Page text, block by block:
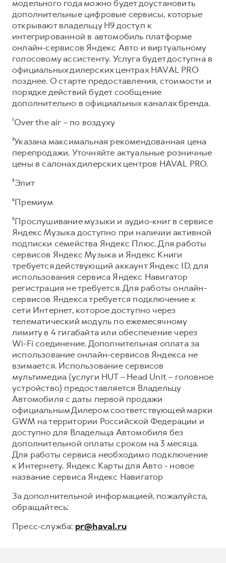
модельного года можно будет доустановить
дополнительные цифровые сервисы, которые
открывают владельцу Н9 доступ к
интегрированной в автомобиль платформе
онлайн-сервисов Яндекс Авто и виртуальному
голосовому ассистенту. Услуга будет доступна в
официальных дилерских центрах HAVAL PRO
позднее. О старте предоставления, стоимости и
порядке действий будет сообщение
дополнительно в официальных каналах бренда.
¹Over the air – по воздуху
²Указана максимальная рекомендованная цена
перепродажи. Уточняйте актуальные розничные
цены в салонах дилерских центров HAVAL PRO.
³Элит
⁴Премиум
⁵Прослушивание музыки и аудио-книг в сервисе
Яндекс Музыка доступно при наличии активной
подписки семейства Яндекс Плюс. Для работы
сервисов Яндекс Музыка и Яндекс Книги
требуется действующий аккаунт Яндекс ID, для
использования сервиса Яндекс Навигатор
регистрация не требуется. Для работы онлайн-
сервисов Яндекса требуется подключение к
сети Интернет, которое доступно через
телематический модуль по ежемесячному
лимиту в 4 гигабайта или обеспечение через
Wi-Fi соединение. Дополнительная оплата за
использование онлайн-сервисов Яндекса не
взимается. Использование сервисов
мультимедиа (услуги HUT – Head Unit – головное
устройство) предоставляется Владельцу
Автомобиля с даты первой продажи
официальным Дилером соответствующей марки
GWM на территории Российской Федерации и
доступно для Владельца Автомобиля без
дополнительной оплаты сроком на 3 месяца.
Для работы сервиса необходимо подключение
к Интернету. Яндекс Карты для Авто - новое
название сервиса Яндекс Навигатор
За дополнительной информацией, пожалуйста,
обращайтесь:
Пресс-служба: pr@haval.ru